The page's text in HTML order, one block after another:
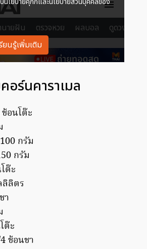
ร์นคาราเมล
อนโต๊ะ
กรัม
กรัม
ต๊ะ
ลิลิตร
า
ต๊ะ
ช้อนชา